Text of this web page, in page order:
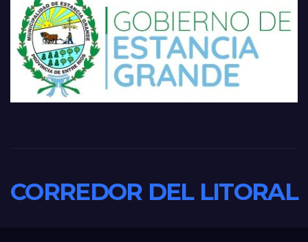
CORREDOR DEL LITORAL